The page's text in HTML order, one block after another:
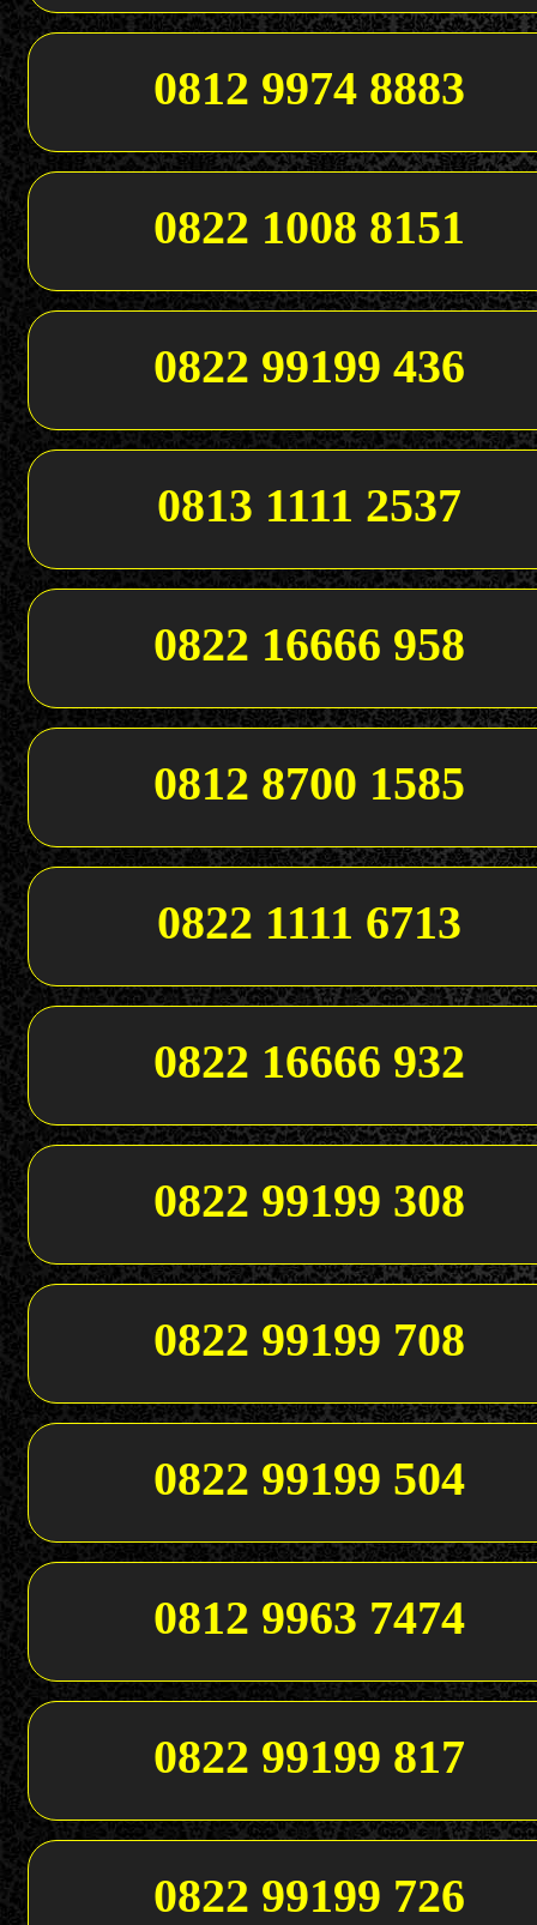
0812 9974 8883
0822 1008 8151
0822 99199 436
0813 1111 2537
0822 16666 958
0812 8700 1585
0822 1111 6713
0822 16666 932
0822 99199 308
0822 99199 708
0822 99199 504
0812 9963 7474
0822 99199 817
0822 99199 726